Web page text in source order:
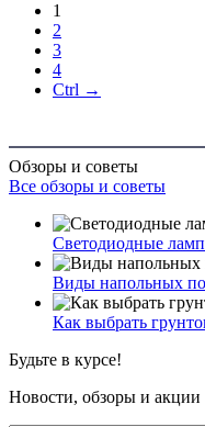
1
2
3
4
Ctrl →
Обзоры и советы
Все обзоры и советы
Светодиодные
Виды напольных
Как выбрать
Будьте в курсе!
Новости, обзоры и акции